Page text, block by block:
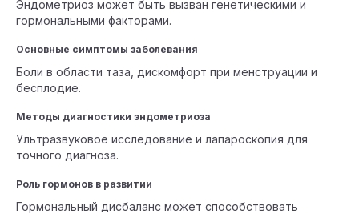
Эндометриоз может быть вызван генетическими и
гормональными факторами.
Основные симптомы заболевания
Боли в области таза, дискомфорт при менструации и
бесплодие.
Методы диагностики эндометриоза
Ультразвуковое исследование и лапароскопия для
точного диагноза.
Роль гормонов в развитии
Гормональный дисбаланс может способствовать